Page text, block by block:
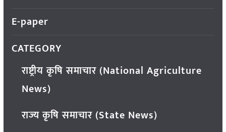
E-paper
CATEGORY
राष्ट्रीय कृषि समाचार (National Agriculture
News)
राज्य कृषि समाचार (State News)